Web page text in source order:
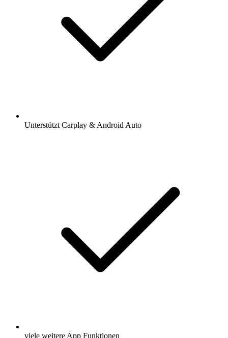
Unterstützt Carplay & Android Auto
viele weitere App Funktionen